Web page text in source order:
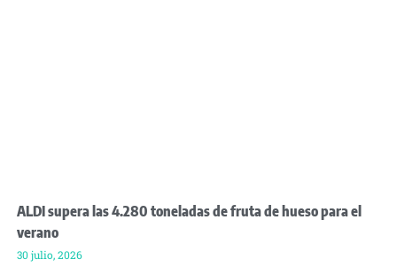
ALDI supera las 4.280 toneladas de fruta de hueso para el
verano
30 julio, 2026